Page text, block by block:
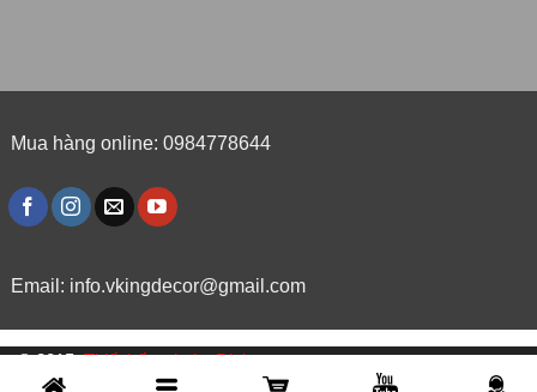
Mua hàng online: 0984778644
Email: info.vkingdecor@gmail.com
© 2015,Thiết kế website Dipigo